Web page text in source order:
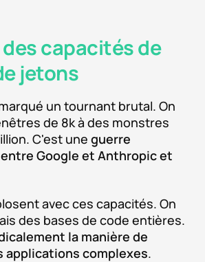
capacités de
jetons
un tournant brutal. On
de 8k à des monstres
C'est une guerre
Google et Anthropic et
avec ces capacités. On
des bases de code entières.
la manière de
applications complexes.